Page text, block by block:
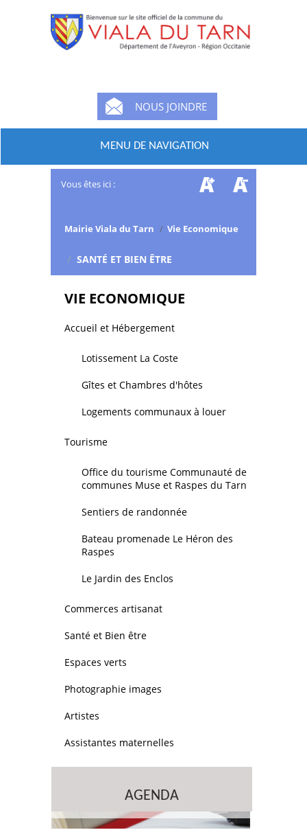
NOUS JOINDRE
MENU DE NAVIGATION
Vous êtes ici :
Mairie Viala du Tarn / Vie Economique
/ SANTÉ ET BIEN ÊTRE
VIE ECONOMIQUE
Accueil et Hébergement
Lotissement La Coste
Gîtes et Chambres d'hôtes
Logements communaux à louer
Tourisme
Office du tourisme Communauté de
communes Muse et Raspes du Tarn
Sentiers de randonnée
Bateau promenade Le Héron des
Raspes
Le Jardin des Enclos
Commerces artisanat
Santé et Bien être
Espaces verts
Photographie images
Artistes
Assistantes maternelles
AGENDA